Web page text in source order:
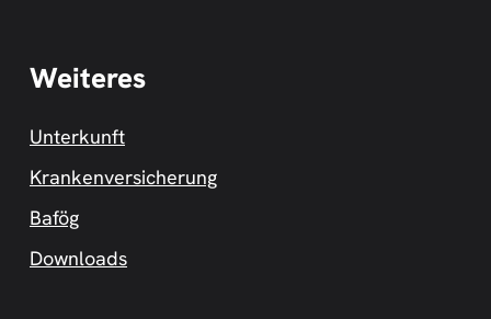
Weiteres
Unterkunft
Krankenversicherung
Bafög
Downloads